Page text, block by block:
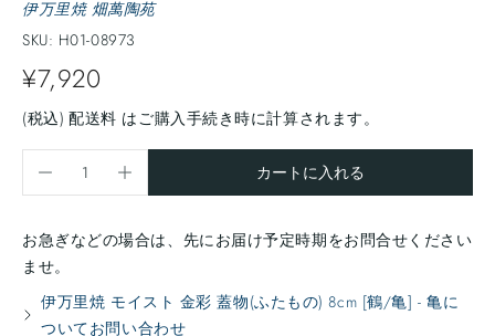
伊万里焼 畑萬陶苑
SKU: H01-08973
¥7,920
(税込) 配送料 はご購入手続き時に計算されます。
カートに入れる
お急ぎなどの場合は、先にお届け予定時期をお問合せください
ませ。
伊万里焼 モイスト 金彩 蓋物(ふたもの) 8cm [鶴/亀] - 亀に
ついてお問い合わせ